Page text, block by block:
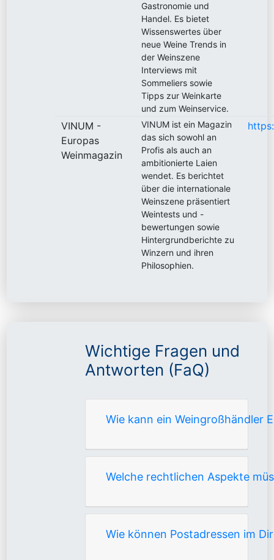
Gastronomie und
Handel. Es bietet
Wissenswertes über
neue Weine Trends in
der Weinszene
Interviews mit
Sommeliers sowie
Tipps zur Weinkarte
und zum Weinservice.
VINUM -
Europas
Weinmagazin
VINUM ist ein Magazin
das sich sowohl an
Profis als auch an
ambitionierte Laien
wendet. Es berichtet
über die internationale
Weinszene präsentiert
Weintests und -
bewertungen sowie
Hintergrundberichte zu
Winzern und ihren
Philosophien.
Wichtige Fragen und
Antworten (FaQ)
Wie kann ein Weingroßhändler
Welche rechtlichen Aspekte
Wie können Postadressen im